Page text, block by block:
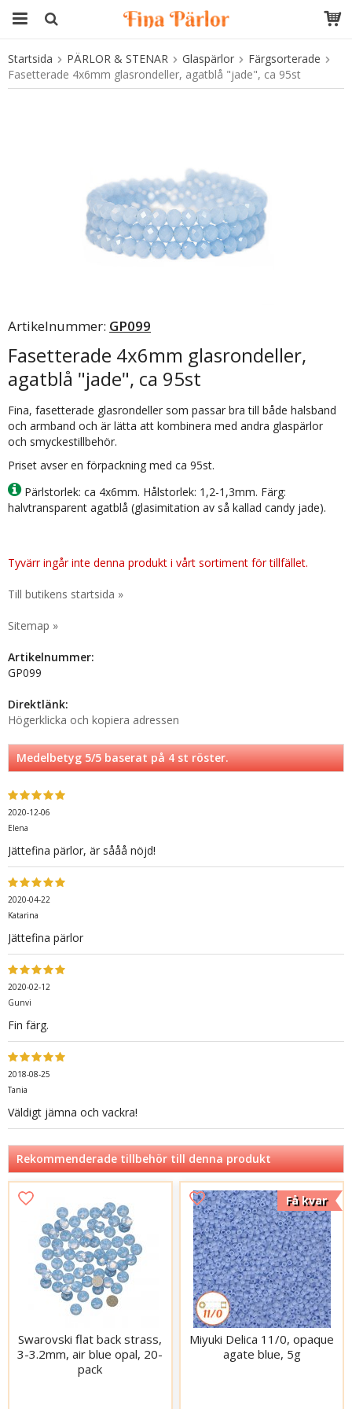
Produkten har blivit tillagd i varukorgen
Startsida PÄRLOR & STENAR Glaspärlor
Färgsorterade
Fasetterade 4x6mm glasrondeller, agatblå "jade", ca 95st
Artikelnummer: GP099
Fasetterade 4x6mm glasrondeller,
agatblå "jade", ca 95st
Fina, fasetterade glasrondeller som passar bra till både halsband
och armband och är lätta att kombinera med andra glaspärlor
och smyckestillbehör.
Priset avser en förpackning med ca 95st.
Pärlstorlek: ca 4x6mm. Hålstorlek: 1,2-1,3mm. Färg:
halvtransparent agatblå (glasimitation av så kallad candy jade).
Tyvärr ingår inte denna produkt i vårt sortiment för tillfället.
Till butikens startsida »
Sitemap »
Artikelnummer:
GP099
Direktlänk:
Högerklicka och kopiera adressen
Medelbetyg5/5 baserat på4st röster.
2020-12-06
Elena
Jättefina pärlor, är sååå nöjd!
2020-04-22
Katarina
Jättefina pärlor
2020-02-12
Gunvi
Fin färg.
2018-08-25
Tania
Väldigt jämna och vackra!
Rekommenderade tillbehör till denna produkt
Swarovski flat back strass,
3-3.2mm, air blue opal, 20-
pack
Få kvar
Miyuki Delica 11/0, opaque
agate blue, 5g